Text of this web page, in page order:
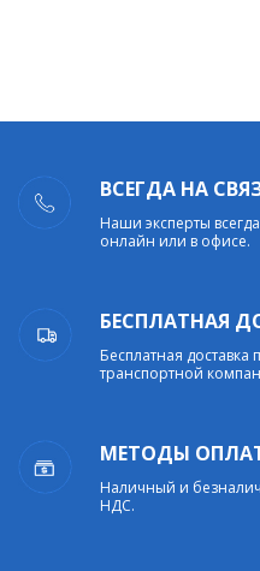
ВСЕГДА НА
Наши эксперты
онлайн или в офисе.
БЕСПЛАТНАЯ
Бесплатная
транспортной
МЕТОДЫ
Наличный и
НДС.